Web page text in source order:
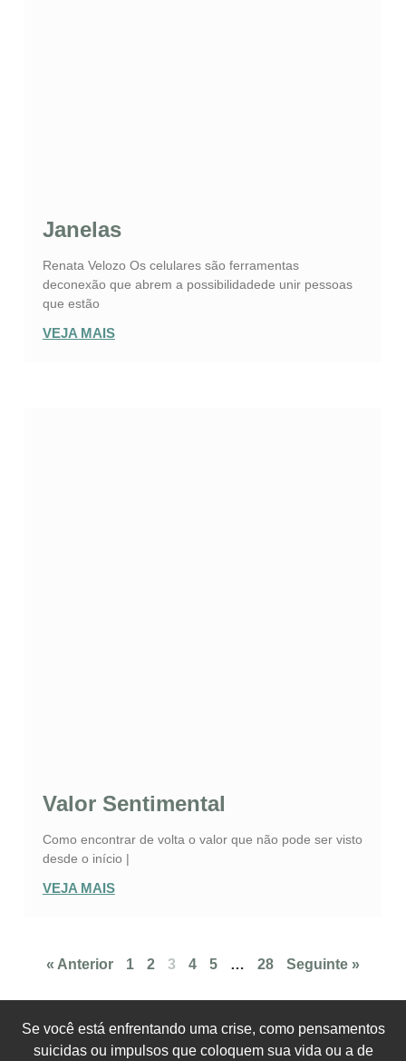
Janelas
Renata Velozo Os celulares são ferramentas
deconexão que abrem a possibilidadede unir pessoas
que estão
VEJA MAIS
Valor Sentimental
Como encontrar de volta o valor que não pode ser visto
desde o início |
VEJA MAIS
« Anterior 1 2 3 4 5 … 28 Seguinte »
Se você está enfrentando uma crise, como pensamentos
suicidas ou impulsos que coloquem sua vida ou a de